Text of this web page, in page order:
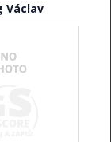
Václav